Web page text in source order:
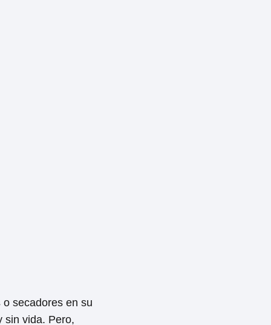
secadores en su
sin vida. Pero,